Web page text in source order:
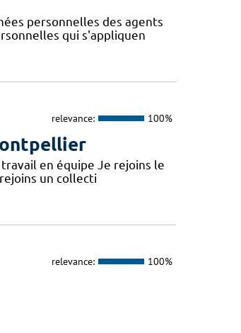
personnelles des agents
qui s'appliquen
relevance: 100%
en équipe Je rejoins le
un collecti
relevance: 100%